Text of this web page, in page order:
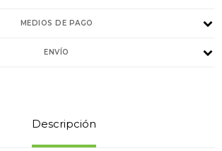
MEDIOS DE PAGO
ENVÍO
Descripción